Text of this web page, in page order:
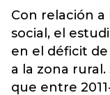
Con relación
social, el
en el déficit
a la zona
que entre